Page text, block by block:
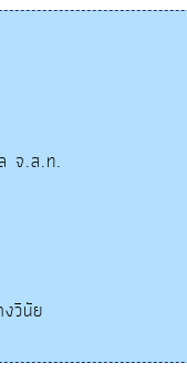
จ.ส.ท.
วินัย